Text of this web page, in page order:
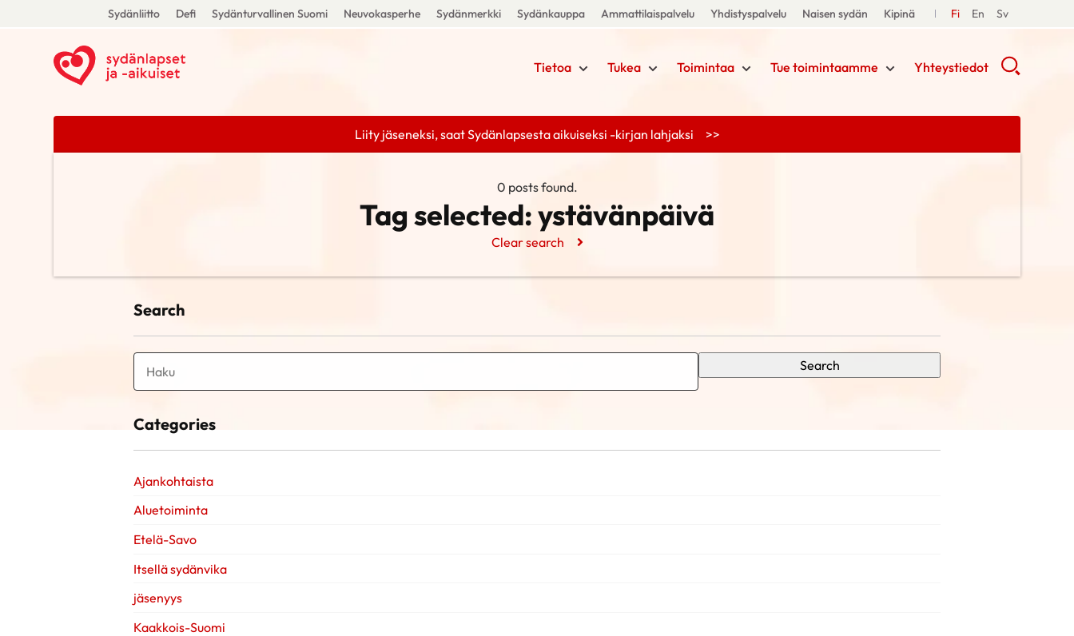
Sydänliitto Defi Sydänturvallinen Suomi Neuvokasperhe Sydänmerkki Sydänkauppa Ammattilaispalvelu Yhdistyspalvelu Naisen sydän Kipinä Fi En Sv
Tietoa Tukea Toimintaa Tue toimintaamme Yhteystiedot
Liity jäseneksi, saat Sydänlapsesta aikuiseksi -kirjan lahjaksi >>
0 posts found.
Tag selected:ystävänpäivä
Clear search
Search
Search
Categories
Ajankohtaista
Aluetoiminta
Etelä-Savo
Itsellä sydänvika
jäsenyys
Kaakkois-Suomi